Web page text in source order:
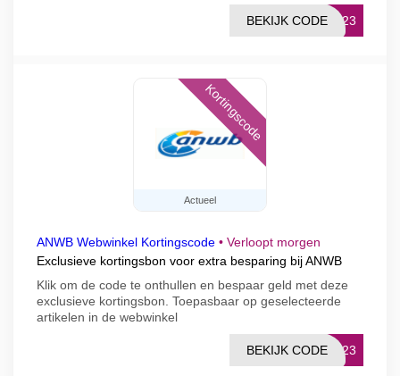
2023
BEKIJK CODE
Actueel
Kortingscode
ANWB Webwinkel Kortingscode • Verloopt morgen
Exclusieve kortingsbon voor extra besparing bij ANWB
Klik om de code te onthullen en bespaar geld met deze
exclusieve kortingsbon. Toepasbaar op geselecteerde
artikelen in de webwinkel
2023
BEKIJK CODE